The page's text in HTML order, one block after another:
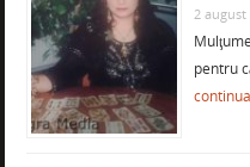
2 august
pentru